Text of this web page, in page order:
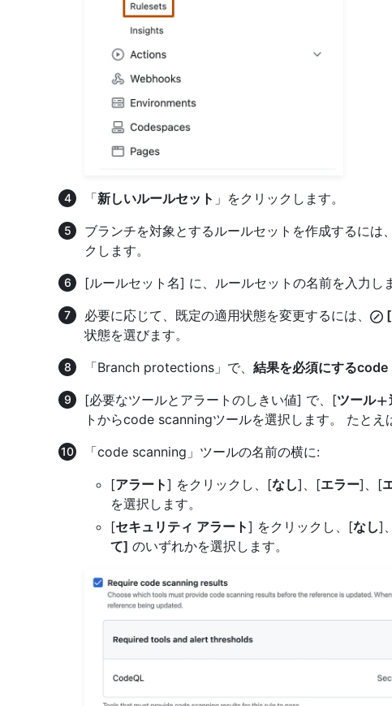
「新しいルールセット 」をクリックします。
ブランチを対象とするルールセットを作成するには、
クします。
[ルールセット名] に、ルールセットの名前を入力し
必要に応じて、既定の適用状態を変更するには、
状態を選びます。
「Branch protections」で、 結果を必須にする
[必要なツールとアラートのしきい値] で、[ツール
トからcode scanningツールを選択します。 たとえ
「code scanning」ツールの名前の横に:
[アラート] をクリックし、[なし]、[エラー]、[
を選択します。
[セキュリティ アラート] をクリックし、[なし]
て] のいずれかを選択します。